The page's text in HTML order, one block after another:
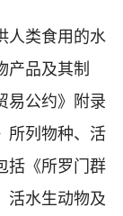
人类食用的水
产品及其制
易公约》附录
所列物种、活
括《所罗门群
活水生动物及